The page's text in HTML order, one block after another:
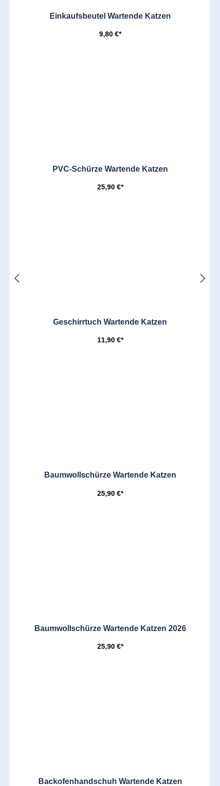
Einkaufsbeutel Wartende Katzen
9,80 €*
PVC-Schürze Wartende Katzen
25,90 €*
Geschirrtuch Wartende Katzen
11,90 €*
Baumwollschürze Wartende Katzen
25,90 €*
Baumwollschürze Wartende Katzen 2026
25,90 €*
Backofenhandschuh Wartende Katzen